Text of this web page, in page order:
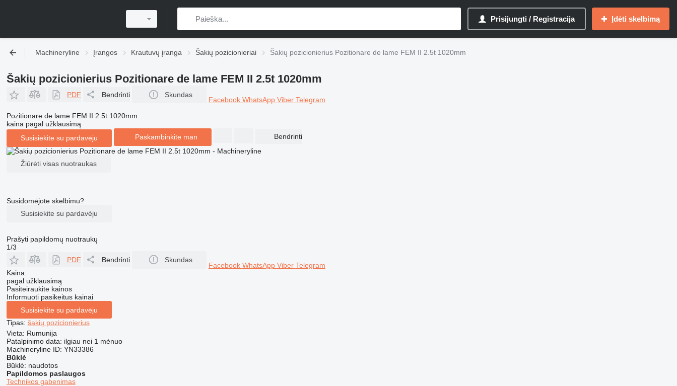
Prisijungti / Registracija Įdėti skelbimą
Machineryline Įrangos Krautuvų įranga Šakių pozicionieriai Šakių pozicionierius Pozitionare de lame FEM II 2.5t 1020mm
Šakių pozicionierius Pozitionare de lame FEM II 2.5t 1020mm
PDF Bendrinti Skundas
Facebook WhatsApp Viber Telegram
Pozitionare de lame FEM II 2.5t 1020mm
kaina pagal užklausimą
Susisiekite su pardavėju
Paskambinkite man Bendrinti
Žiūrėti visas nuotraukas
Susidomėjote skelbimu?
Susisiekite su pardavėju
Prašyti papildomų nuotraukų
1/3
PDF
Bendrinti Skundas
Facebook WhatsApp Viber Telegram
Kaina:
pagal užklausimą
Pasiteiraukite kainos
Informuoti pasikeitus kainai
Susisiekite su pardavėju
Tipas: šakių pozicionierius
Vieta: Rumunija
Patalpinimo data: ilgiau nei 1 mėnuo
Machineryline ID: YN33386
Būklė
Būklė: naudotos
Papildomos paslaugos
Technikos gabenimas